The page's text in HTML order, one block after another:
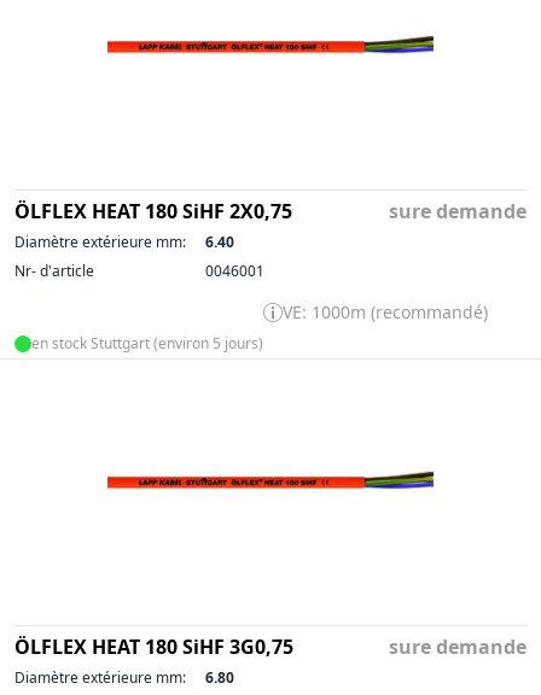
ÖLFLEX HEAT 180 SiHF 2X0,75 sure demande
Diamètre extérieure mm:
6.40
Nr- d'article
0046001
VE: 1000m (recommandé)
en stock Stuttgart (environ 5 jours)
ÖLFLEX HEAT 180 SiHF 3G0,75 sure demande
Diamètre extérieure mm:
6.80